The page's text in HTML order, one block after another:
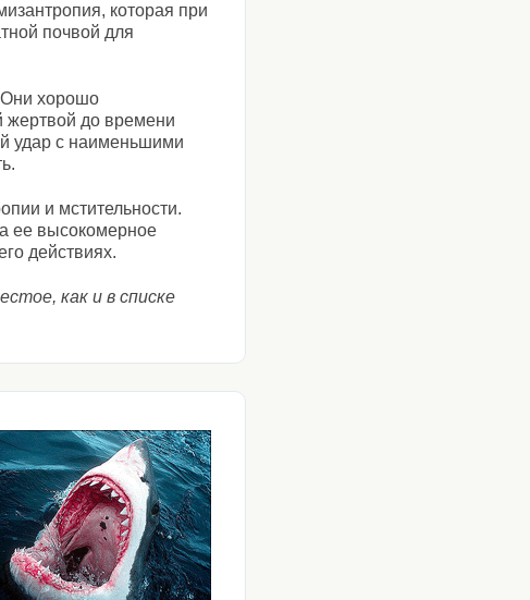
которая при
почвой для
Они хорошо
жертвой до времени
удар с наименьшими
и мстительности.
ее высокомерное
действиях.
как и в списке